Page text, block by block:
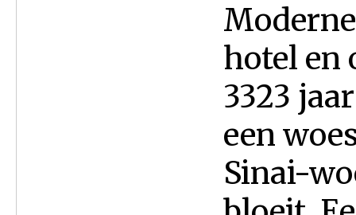
hotel en
3323
een
Sinai-